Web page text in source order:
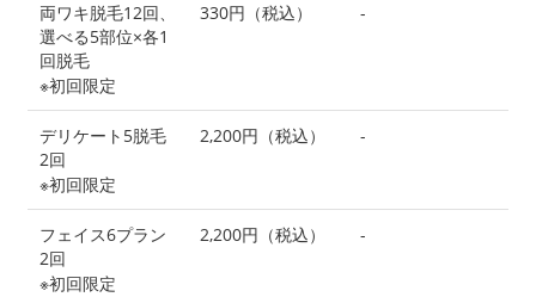
両ワキ脱毛12回、
選べる5部位×各1
回脱毛
※初回限定
330円（税込） -
デリケート5脱毛
2回
※初回限定
2,200円（税込） -
フェイス6プラン
2回
※初回限定
2,200円（税込） -